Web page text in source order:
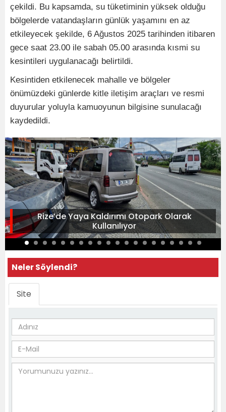
çekildi. Bu kapsamda, su tüketiminin yüksek olduğu
bölgelerde vatandaşların günlük yaşamını en az
etkileyecek şekilde, 6 Ağustos 2025 tarihinden itibaren
gece saat 23.00 ile sabah 05.00 arasında kısmi su
kesintileri uygulanacağı belirtildi.
Kesintiden etkilenecek mahalle ve bölgeler
önümüzdeki günlerde kitle iletişim araçları ve resmi
duyurular yoluyla kamuoyunun bilgisine sunulacağı
kaydedildi.
Rize’de Yaya Kaldırımı Otopark Olarak
Kullanılıyor
Neler Söylendi?
Site